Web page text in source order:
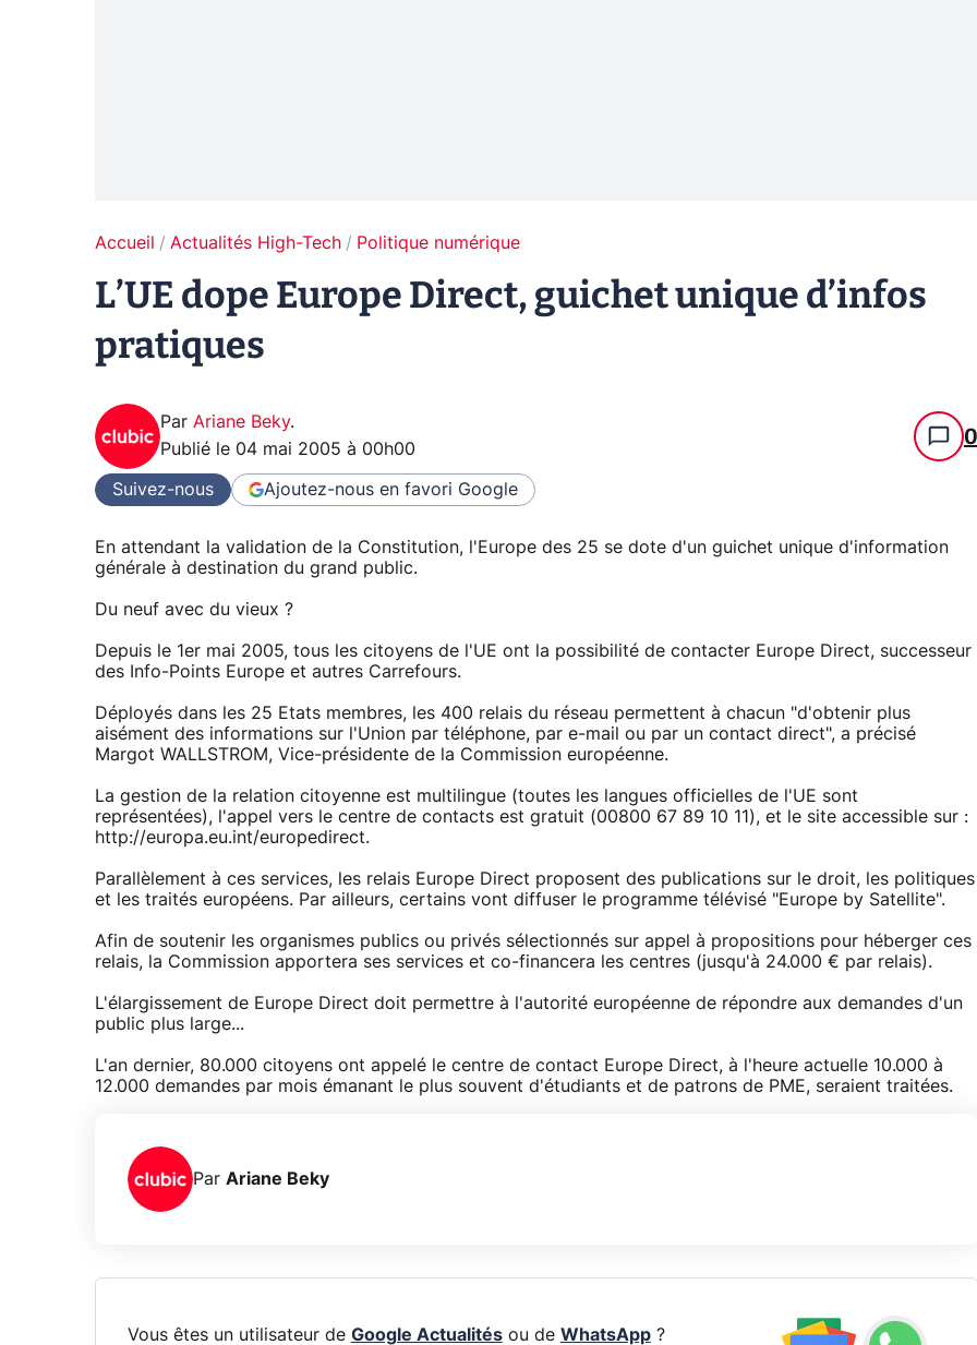
Accueil Actualités High-Tech Politique numérique
L’UE dope Europe Direct, guichet unique d’infos
pratiques
Par Ariane Beky.
Publié le 04 mai 2005 à 00h00 0
Suivez-nous Ajoutez-nous en favori Google
En attendant la validation de la Constitution, l'Europe des 25 se dote d'un guichet unique d'information
générale à destination du grand public.
Du neuf avec du vieux ?
Depuis le 1er mai 2005, tous les citoyens de l'UE ont la possibilité de contacter Europe Direct, successeur
des Info-Points Europe et autres Carrefours.
Déployés dans les 25 Etats membres, les 400 relais du réseau permettent à chacun "d'obtenir plus
aisément des informations sur l'Union par téléphone, par e-mail ou par un contact direct", a précisé
Margot WALLSTROM, Vice-présidente de la Commission européenne.
La gestion de la relation citoyenne est multilingue (toutes les langues officielles de l'UE sont
représentées), l'appel vers le centre de contacts est gratuit (00800 67 89 10 11), et le site accessible sur :
http://europa.eu.int/europedirect.
Parallèlement à ces services, les relais Europe Direct proposent des publications sur le droit, les politiques
et les traités européens. Par ailleurs, certains vont diffuser le programme télévisé "Europe by Satellite".
Afin de soutenir les organismes publics ou privés sélectionnés sur appel à propositions pour héberger ces
relais, la Commission apportera ses services et co-financera les centres (jusqu'à 24.000 € par relais).
L'élargissement de Europe Direct doit permettre à l'autorité européenne de répondre aux demandes d'un
public plus large...
L'an dernier, 80.000 citoyens ont appelé le centre de contact Europe Direct, à l'heure actuelle 10.000 à
12.000 demandes par mois émanant le plus souvent d'étudiants et de patrons de PME, seraient traitées.
Par Ariane Beky
Vous êtes un utilisateur de Google Actualitésou de WhatsApp?